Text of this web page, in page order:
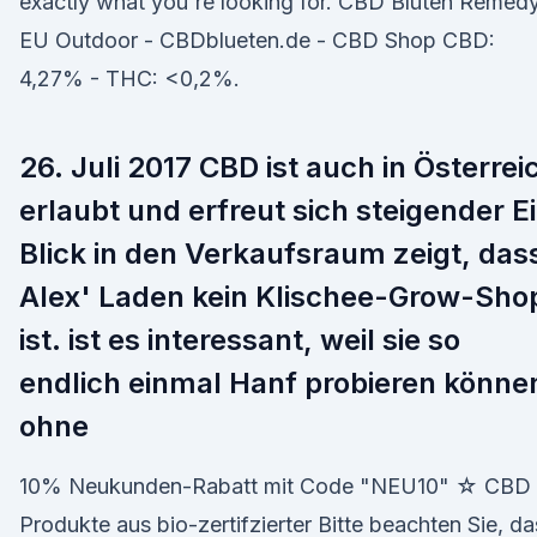
EU Outdoor - CBDblueten.de - CBD Shop CBD:
4,27% - THC: <0,2%.
26. Juli 2017 CBD ist auch in
erlaubt und erfreut sich steigender
Blick in den Verkaufsraum zeigt,
Alex' Laden kein Klischee-Grow-
ist. ist es interessant, weil sie so
endlich einmal Hanf probieren
ohne
10% Neukunden-Rabatt mit Code "NEU10" ☆ CBD
Produkte aus bio-zertifzierter Bitte beachten Sie,